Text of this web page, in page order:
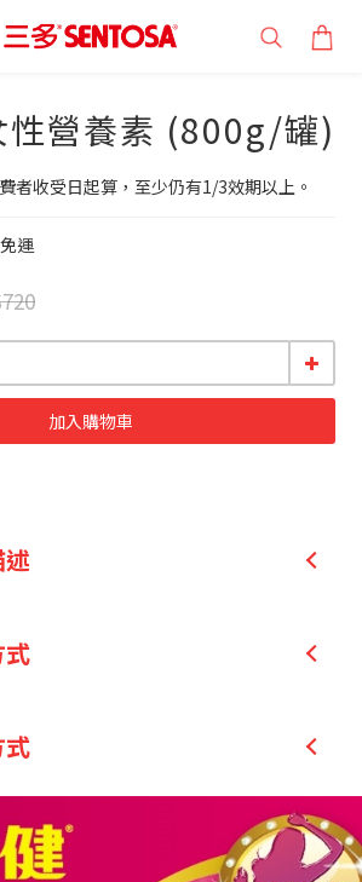
性營養素 (800g/罐)
者收受日起算，至少仍有1/3效期以上。
運
加入購物車
(含大豆異黃酮
含獨特的癸烯酸，維持青春美麗
款
款